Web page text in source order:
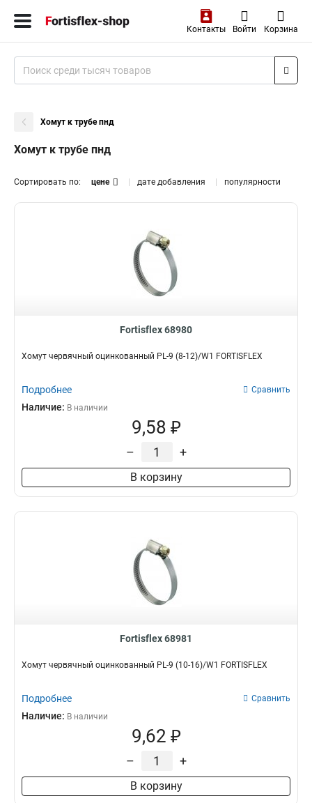
Контакты Войти Корзина
Хомут к трубе пнд
Хомут к трубе пнд
Сортировать по: цене дате добавления популярности
Fortisflex 68980
Хомут червячный оцинкованный PL-9 (8-12)/W1 FORTISFLEX
Подробнее Сравнить
Наличие: В наличии
9,58 ₽
– +
В корзину
Fortisflex 68981
Хомут червячный оцинкованный PL-9 (10-16)/W1 FORTISFLEX
Подробнее Сравнить
Наличие: В наличии
9,62 ₽
– +
В корзину